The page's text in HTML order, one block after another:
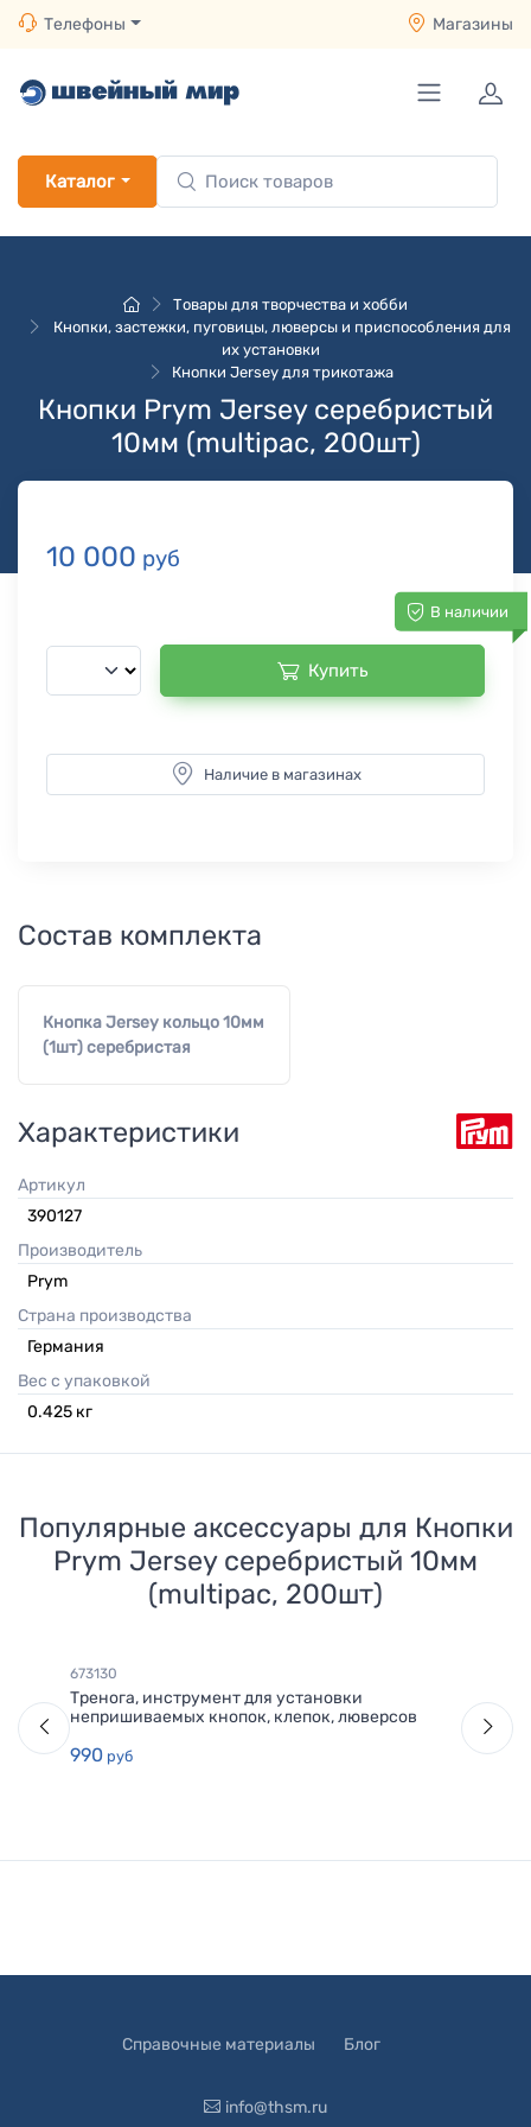
Телефоны Магазины
Каталог
Товары для творчества и хобби
Кнопки, застежки, пуговицы, люверсы и приспособления для
их установки
Кнопки Jersey для трикотажа
Кнопки Prym Jersey серебристый
10мм (multipac, 200шт)
10 000 руб
В наличии
Купить
Наличие в магазинах
Состав комплекта
Кнопка Jersey кольцо 10мм
(1шт) серебристая
Характеристики
Артикул
390127
Производитель
Prym
Страна производства
Германия
Вес с упаковкой
0.425 кг
Популярные аксессуары для Кнопки
Prym Jersey серебристый 10мм
(multipac, 200шт)
673130
Тренога, инструмент для установки
непришиваемых кнопок, клепок, люверсов
990 руб
Справочные материалы Блог
info@thsm.ru